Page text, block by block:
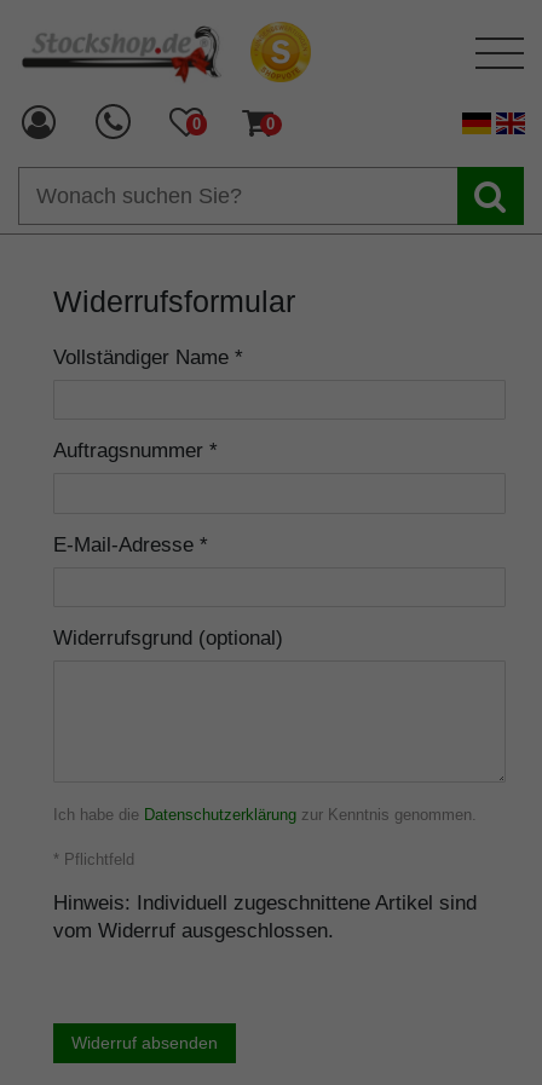
0 0
Widerrufsformular
Vollständiger Name *
Auftragsnummer *
E-Mail-Adresse *
Widerrufsgrund (optional)
Ich habe die Datenschutzerklärung zur Kenntnis genommen.
* Pflichtfeld
Hinweis: Individuell zugeschnittene Artikel sind
vom Widerruf ausgeschlossen.
Widerruf absenden